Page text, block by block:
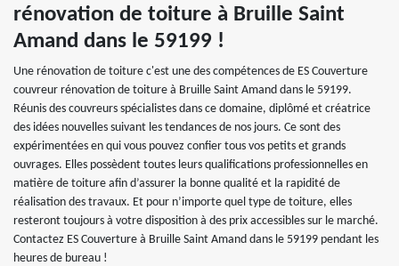
rénovation de toiture à Bruille Saint
Amand dans le 59199 !
Une rénovation de toiture c'est une des compétences de ES Couverture
couvreur rénovation de toiture à Bruille Saint Amand dans le 59199.
Réunis des couvreurs spécialistes dans ce domaine, diplômé et créatrice
des idées nouvelles suivant les tendances de nos jours. Ce sont des
expérimentées en qui vous pouvez confier tous vos petits et grands
ouvrages. Elles possèdent toutes leurs qualifications professionnelles en
matière de toiture afin d’assurer la bonne qualité et la rapidité de
réalisation des travaux. Et pour n’importe quel type de toiture, elles
resteront toujours à votre disposition à des prix accessibles sur le marché.
Contactez ES Couverture à Bruille Saint Amand dans le 59199 pendant les
heures de bureau !